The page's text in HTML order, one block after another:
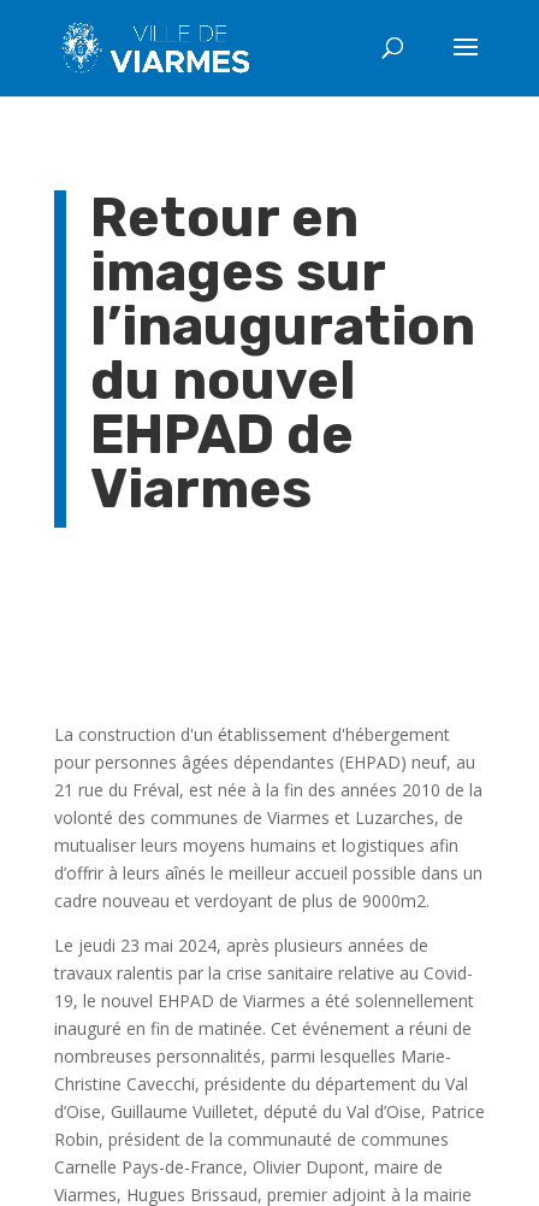
Retour en
images sur
l’inauguration
du nouvel
EHPAD de
Viarmes
La construction d'un établissement d'hébergement
pour personnes âgées dépendantes (EHPAD) neuf, au
21 rue du Fréval, est née à la fin des années 2010 de la
volonté des communes de Viarmes et Luzarches, de
mutualiser leurs moyens humains et logistiques afin
d’offrir à leurs aînés le meilleur accueil possible dans un
cadre nouveau et verdoyant de plus de 9000m2.
Le jeudi 23 mai 2024, après plusieurs années de
travaux ralentis par la crise sanitaire relative au Covid-
19, le nouvel EHPAD de Viarmes a été solennellement
inauguré en fin de matinée. Cet événement a réuni de
nombreuses personnalités, parmi lesquelles Marie-
Christine Cavecchi, présidente du département du Val
d’Oise, Guillaume Vuilletet, député du Val d’Oise, Patrice
Robin, président de la communauté de communes
Carnelle Pays-de-France, Olivier Dupont, maire de
Viarmes, Hugues Brissaud, premier adjoint à la mairie